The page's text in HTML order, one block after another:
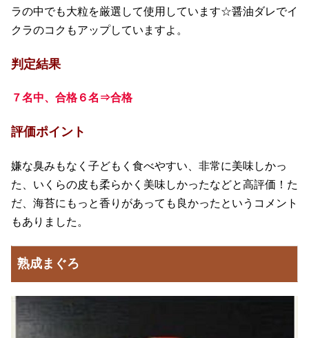
ラの中でも大粒を厳選して使用しています☆醤油ダレでイ
クラのコクもアップしていますよ。
判定結果
７名中、合格６名⇒合格
評価ポイント
嫌な臭みもなく子どもく食べやすい、非常に美味しかっ
た、いくらの皮も柔らかく美味しかったなどと高評価！た
だ、海苔にもっと香りがあっても良かったというコメント
もありました。
熟成まぐろ